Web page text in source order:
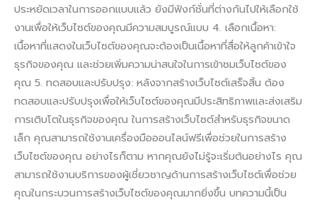
ประหยัดเวลาในการออกแบบแล้ว ยังมีฟังก์ชั่นที่ต่างกันไปให้เลือกใช้
งานเพื่อให้เว็บไซต์ของคุณมีความสมบูรณ์แบบ 4. เลือกเนื้อหา:
เนื้อหาที่แสดงในเว็บไซต์ของคุณจะต้องเป็นเนื้อหาที่สื่อให้ลูกค้าเข้าใจ
ธุรกิจของคุณ และช่วยเพิ่มความน่าสนใจในการเข้าชมเว็บไซต์ของ
คุณ 5. ทดสอบและปรับปรุง: หลังจากสร้างเว็บไซต์เสร็จสิ้น ต้อง
ทดสอบและปรับปรุงเพื่อให้เว็บไซต์ของคุณมีประสิทธิภาพและส่งเสริม
การเติบโตในธุรกิจของคุณ ในการสร้างเว็บไซต์สำหรับธุรกิจขนาด
เล็ก คุณสามารถใช้งานเครื่องมือออนไลน์ฟรีเพื่อช่วยในการสร้าง
เว็บไซต์ของคุณ อย่างไรก็ตาม หากคุณยังไม่รู้จะเริ่มต้นอย่างไร คุณ
สามารถใช้งานบริการของผู้เชี่ยวชาญด้านการสร้างเว็บไซต์เพื่อช่วย
คุณในกระบวนการสร้างเว็บไซต์ของคุณมากยิ่งขึ้น บทความนี้เป็น